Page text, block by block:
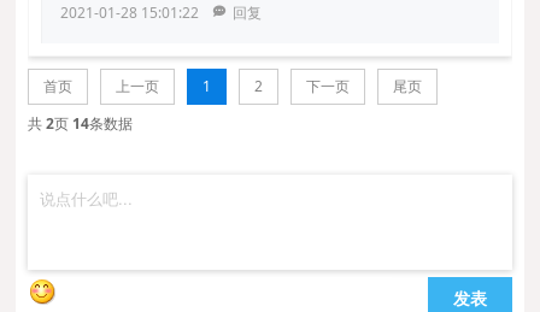
2021-01-28 15:01:22 回复
首页 上一页 1 2 下一页
尾页
共2页 14条数据
发表